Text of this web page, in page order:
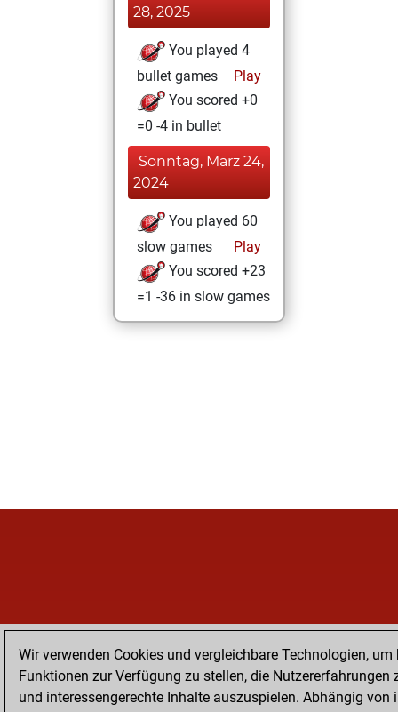
28, 2025
You played 4
bullet games
Play
You scored +0
=0 -4 in bullet
Sonntag, März 24,
2024
You played 60
slow games
Play
You scored +23
=1 -36 in slow games
Wir verwenden Cookies und vergleichbare Technologien,
Funktionen zur Verfügung zu stellen, die Nutzererfahrungen
und interessengerechte Inhalte auszuspielen. Abhängig von